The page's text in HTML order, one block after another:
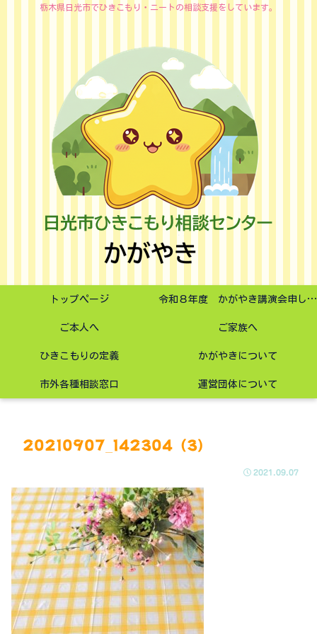
栃木県日光市でひきこもり・ニートの相談支援をしています。
トップページ 令和８年度 かがやき講演会申し込みフォーム
ご本人へ ご家族へ
ひきこもりの定義 かがやきについて
市外各種相談窓口 運営団体について
20210907_142304 (3)
2021.09.07